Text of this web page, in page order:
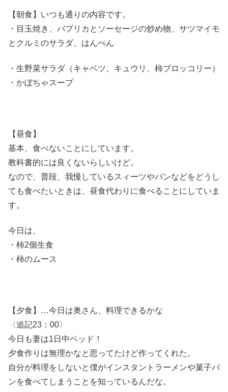
【朝食】いつも通りの内容です。
・目玉焼き、パプリカとソーセージの炒め物、サツマイモ
とクルミのサラダ、はんぺん
・生野菜サラダ（キャベツ、キュウリ、柿ブロッコリー）
・かぼちゃスープ
【昼食】
基本、食べないことにしています。
教科書的には良くないらしいけど。
なので、普段、我慢しているスィーツやパンなどをどうし
ても食べたいときは、昼食代わりに食べることにしていま
す。
今日は、
・柿2個生食
・柿のムース
【夕食】…今日は奥さん、料理できるかな
〈追記23：00〉
今日も妻は1日中ベッド！
夕食作りは無理かなと思ってたけど作ってくれた。
自分が料理をしないと僕がインスタントラーメンや菓子パ
ンを食べてしまうことを知っているんだな。